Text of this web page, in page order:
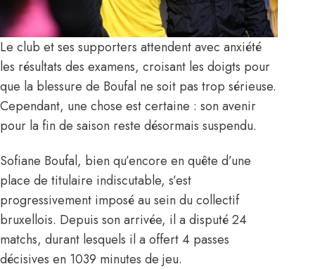
Le club et ses supporters attendent avec anxiété
les résultats des examens, croisant les doigts pour
que la blessure de Boufal ne soit pas trop sérieuse.
Cependant, une chose est certaine : son avenir
pour la fin de saison reste désormais suspendu.
Sofiane Boufal, bien qu’encore en quête d’une
place de titulaire indiscutable, s’est
progressivement imposé au sein du collectif
bruxellois. Depuis son arrivée, il a disputé 24
matchs, durant lesquels il a offert 4 passes
décisives en 1039 minutes de jeu.